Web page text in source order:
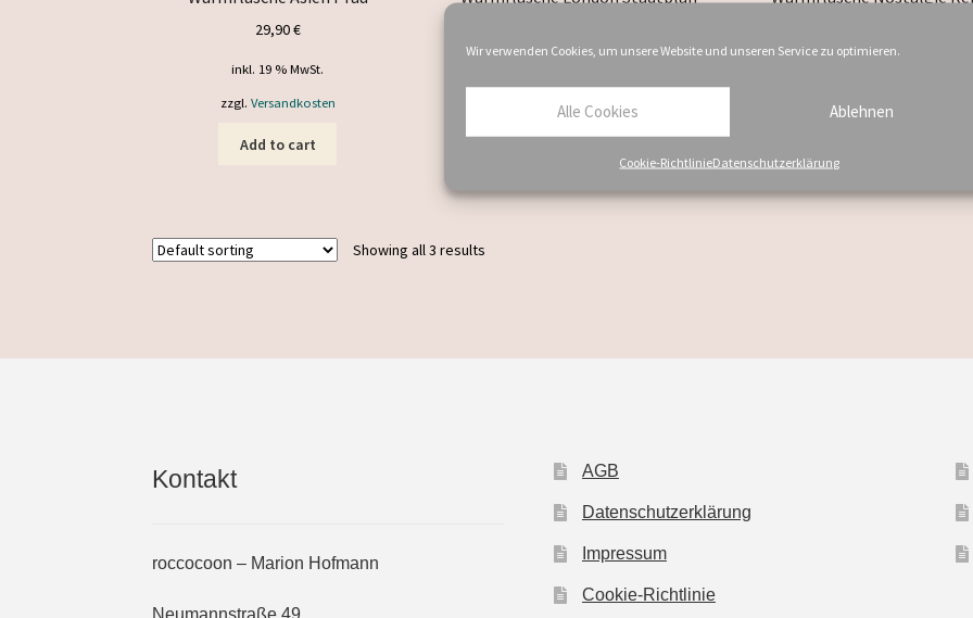
Wir verwenden Cookies, um unsere Website und unseren Service zu optimieren.
Alle Cookies Ablehnen
Cookie-RichtlinieDatenschutzerklärung
29,90€
inkl. 19 % MwSt.
zzgl. Versandkosten
Add to cart
Versandkosten zzgl. Versandkosten
Showing all 3 results
Kontakt
roccocoon – Marion Hofmann
AGB
Datenschutzerklärung
Impressum
Cookie-Richtlinie